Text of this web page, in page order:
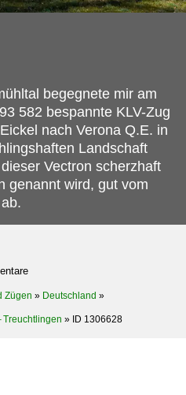
begegnete mir am
582 bespannte KLV-Zug
nach Verona Q.E. in
Landschaft
Vectron scherzhaft
genannt wird, gut vom
Zügen » Deutschland »
» ID 1306628